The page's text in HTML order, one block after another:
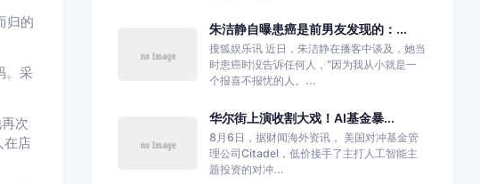
归的
。采
次
在店
朱洁静自曝患癌是前男友发现的：...
搜狐娱乐讯 近日，朱洁静在播客中谈及，她当
时患癌时没告诉任何人，“因为我从小就是一
个报喜不报忧的人。...
华尔街上演收割大戏！AI基金暴...
8月6日，据财闻海外资讯， 美国对冲基金管
理公司Citadel，低价接手了主打人工智能主
题投资的对冲...